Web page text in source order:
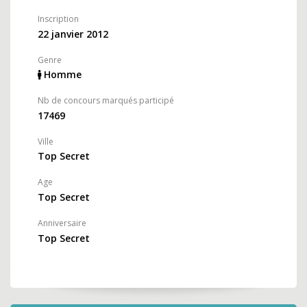
Inscription
22 janvier 2012
Genre
Homme
Nb de concours marqués participé
17469
Ville
Top Secret
Age
Top Secret
Anniversaire
Top Secret